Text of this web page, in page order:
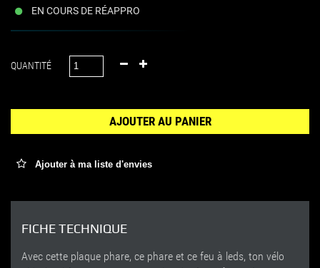
EN COURS DE RÉAPPRO
QUANTITÉ
AJOUTER AU PANIER
Ajouter à ma liste d'envies
FICHE TECHNIQUE
Avec cette plaque phare, ce phare et ce feu à leds, ton vélo